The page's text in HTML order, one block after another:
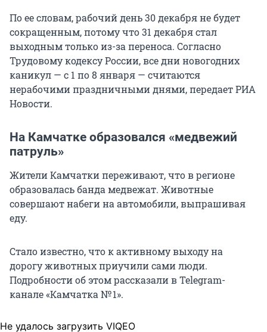
По ее словам, рабочий день 30 декабря не будет
сокращенным, потому что 31 декабря стал
выходным только из-за переноса. Согласно
Трудовому кодексу России, все дни новогодних
каникул — с 1 по 8 января — считаются
нерабочими праздничными днями, передает РИА
Новости.
На Камчатке образовался «медвежий
патруль»
Жители Камчатки переживают, что в регионе
образовалась банда медвежат. Животные
совершают набеги на автомобили, выпрашивая
еду.
Стало известно, что к активному выходу на
дорогу животных приучили сами люди.
Подробности об этом рассказали в Telegram-
канале «Камчатка № 1».
Не удалось загрузить VIQEO